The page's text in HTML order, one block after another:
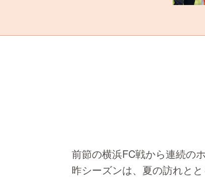
前節の横浜FC戦から連続の
昨シーズンは、夏の訪れと